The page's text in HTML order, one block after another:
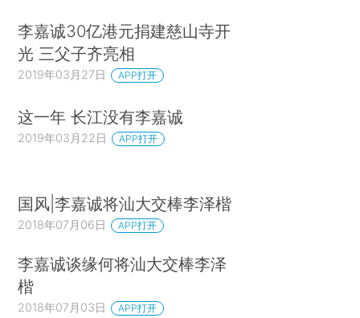
李嘉诚30亿港元捐建慈山寺开
光 三父子齐亮相
2019年03月27日 APP打开
这一年 长江没有李嘉诚
2019年03月22日 APP打开
国风|李嘉诚将汕大交棒李泽楷
2018年07月06日 APP打开
李嘉诚谈缘何将汕大交棒李泽
楷
2018年07月03日 APP打开